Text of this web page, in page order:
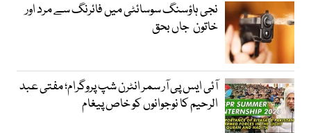
نجی ہاؤسنگ سوسائٹی میں فائرنگ سے مرد اور
خاتون جاں بحق
آئی ایس پی آر سمر انٹرن شپ پروگرام؛ مفتی عبد
الرحیم کا نوجوانوں کو خاص پیغام